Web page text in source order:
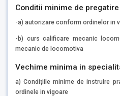
Conditii minime de pregatire
-a) autorizare conform ordinelor in
-b) curs calificare mecanic
mecanic de locomotiva
Vechime minima in
a) Condițiile minime de instruire
ordinele in vigoare